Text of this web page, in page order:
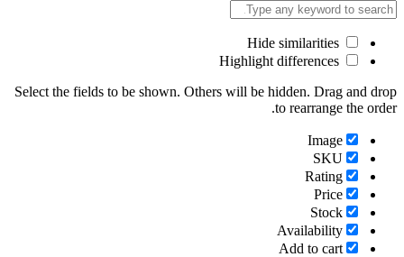
Select the fields to be shown. Others will be hidden. Drag and drop
to rearrange the order.
Image
SKU
Rating
Price
Stock
Availability
Add to cart